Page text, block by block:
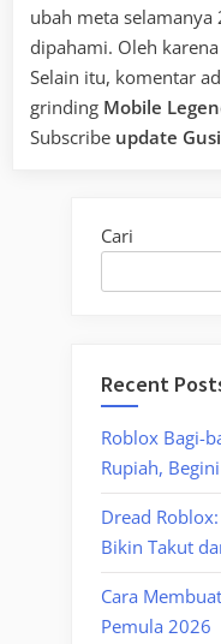
ubah meta
dipahami. Oleh
Selain itu, komentar
grinding Mobile
Subscribe update
Cari
Recent
Roblox Bagi-
Rupiah,
Dread
Bikin Takut
Cara
Pemula 2026